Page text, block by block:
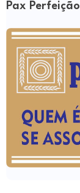
Pax Perfeição